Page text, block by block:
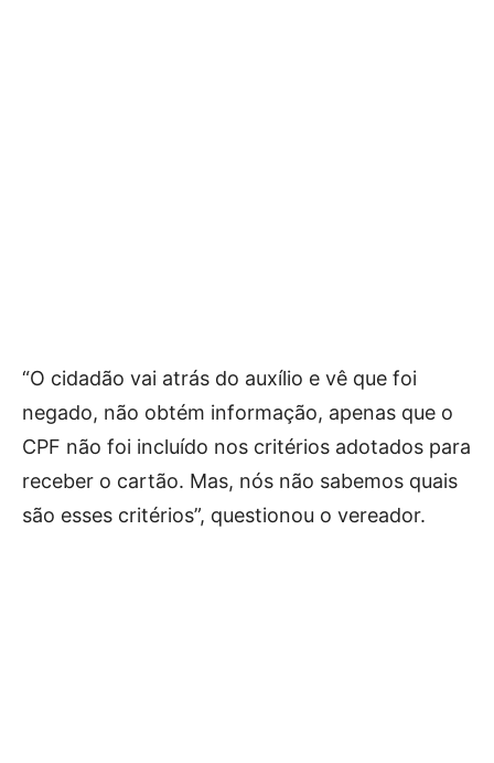
“O cidadão vai atrás do auxílio e vê que foi
negado, não obtém informação, apenas que o
CPF não foi incluído nos critérios adotados para
receber o cartão. Mas, nós não sabemos quais
são esses critérios”, questionou o vereador.